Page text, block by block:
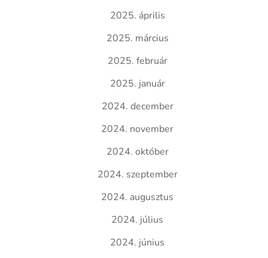
2025. április
2025. március
2025. február
2025. január
2024. december
2024. november
2024. október
2024. szeptember
2024. augusztus
2024. július
2024. június